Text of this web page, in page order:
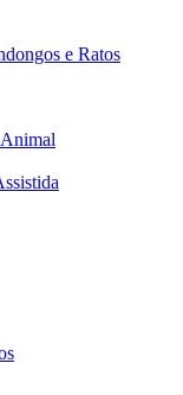
e Ratos